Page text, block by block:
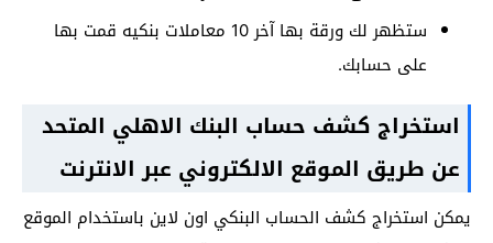
ستظهر لك ورقة بها آخر 10 معاملات بنكيه قمت بها
على حسابك.
استخراج كشف حساب البنك الاهلي المتحد
عن طريق الموقع الالكتروني عبر الانترنت
يمكن استخراج كشف الحساب البنكي اون لاين باستخدام الموقع